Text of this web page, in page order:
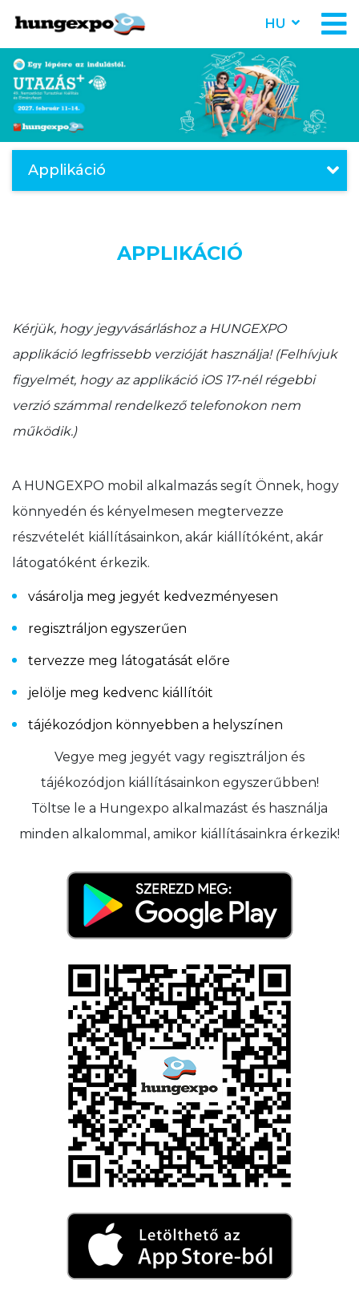
HU
Applikáció
APPLIKÁCIÓ
Kérjük, hogy jegyvásárláshoz a HUNGEXPO
applikáció legfrissebb verzióját használja! (Felhívjuk
figyelmét, hogy az applikáció iOS 17-nél régebbi
verzió számmal rendelkező telefonokon nem
működik.)
A HUNGEXPO mobil alkalmazás segít Önnek, hogy
könnyedén és kényelmesen megtervezze
részvételét kiállításainkon, akár kiállítóként, akár
látogatóként érkezik.
vásárolja meg jegyét kedvezményesen
regisztráljon egyszerűen
tervezze meg látogatását előre
jelölje meg kedvenc kiállítóit
tájékozódjon könnyebben a helyszínen
Vegye meg jegyét vagy regisztráljon és
tájékozódjon kiállításainkon egyszerűbben!
Töltse le a Hungexpo alkalmazást és használja
minden alkalommal, amikor kiállításainkra érkezik!